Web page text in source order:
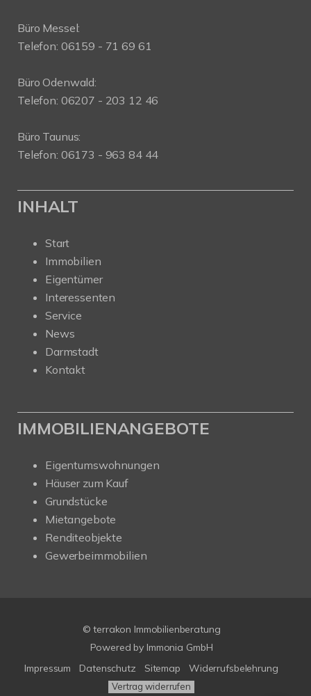
Büro Messel:
Telefon: 06159 - 71 69 61
Büro Odenwald:
Telefon: 06207 - 203 12 46
Büro Taunus:
Telefon: 06173 - 963 84 44
INHALT
Start
Immobilien
Eigentümer
Interessenten
Service
News
Darmstadt
Kontakt
IMMOBILIENANGEBOTE
Eigentumswohnungen
Häuser zum Kauf
Grundstücke
Mietangebote
Renditeobjekte
Gewerbeimmobilien
© terrakon Immobilienberatung
Powered by Immonia GmbH
Impressum
Datenschutz Sitemap Widerrufsbelehrung
Vertrag widerrufen